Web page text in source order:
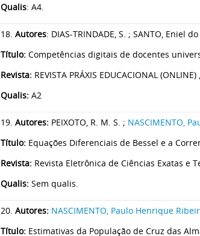
Qualis: A4.
18. Autores: DIAS-TRINDADE, S. ; SANTO, Eniel do
Título: Competências digitais de docentes
Revista: REVISTA PRÁXIS EDUCACIONAL
Qualis: A2
19. Autores: PEIXOTO, R. M. S. ; NASCIMENTO,
Título: Equações Diferenciais de Bessel e a
Revista: Revista Eletrônica de Ciências Exatas e
Qualis: Sem qualis.
20. Autores: NASCIMENTO, Paulo Henrique
Título: Estimativas da População de Cruz das